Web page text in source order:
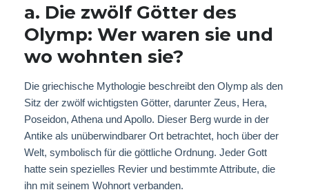
a. Die zwölf Götter des
Olymp: Wer waren sie und
wo wohnten sie?
Die griechische Mythologie beschreibt den Olymp als den
Sitz der zwölf wichtigsten Götter, darunter Zeus, Hera,
Poseidon, Athena und Apollo. Dieser Berg wurde in der
Antike als unüberwindbarer Ort betrachtet, hoch über der
Welt, symbolisch für die göttliche Ordnung. Jeder Gott
hatte sein spezielles Revier und bestimmte Attribute, die
ihn mit seinem Wohnort verbanden.